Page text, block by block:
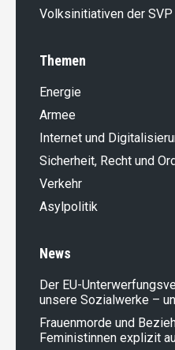
Volksinitiativen der SVP
Themen
Energie
Armee
Internet und
Sicherheit, Recht und
Verkehr
Asylpolitik
News
Der EU-
unsere Sozialwerke –
Frauenmorde und
Feministinnen explizit